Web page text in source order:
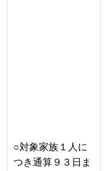
○対象家族１人に
つき通算９３日ま